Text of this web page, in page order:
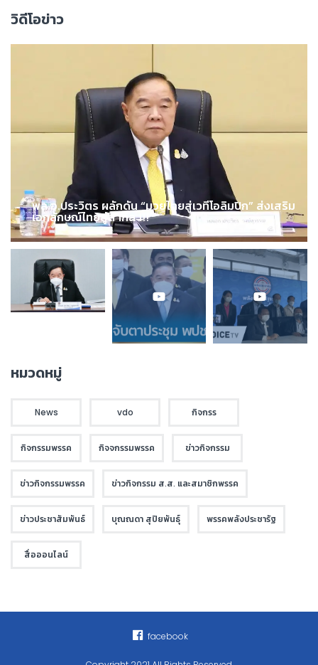
วิดีโอข่าว
พล.อ.ประวิตร ผลักดัน “มวยไทยสู่เวทีโอลิมปิก” ส่งเสริม
เอกลักษณ์ไทยสู่สากล !!!
หมวดหมู่
News vdo กิจกรร
กิจกรรมพรรค กิจจกรรมพรรค ข่าวกิจกรรม
ข่าวกิจกรรมพรรค ข่าวกิจกรรม ส.ส. และสมาชิกพรรค
ข่าวประชาสัมพันธ์ บุณณดา สุปิยพันธุ์ พรรคพลังประชารัฐ
สื่อออนไลน์
facebook